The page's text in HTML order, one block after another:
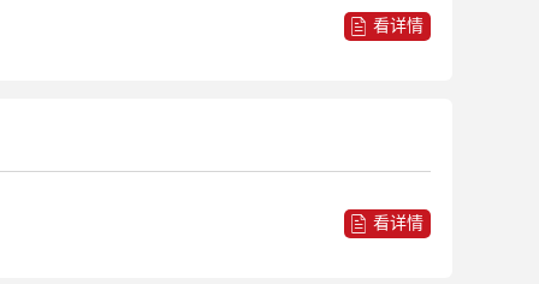
看详情
看详情